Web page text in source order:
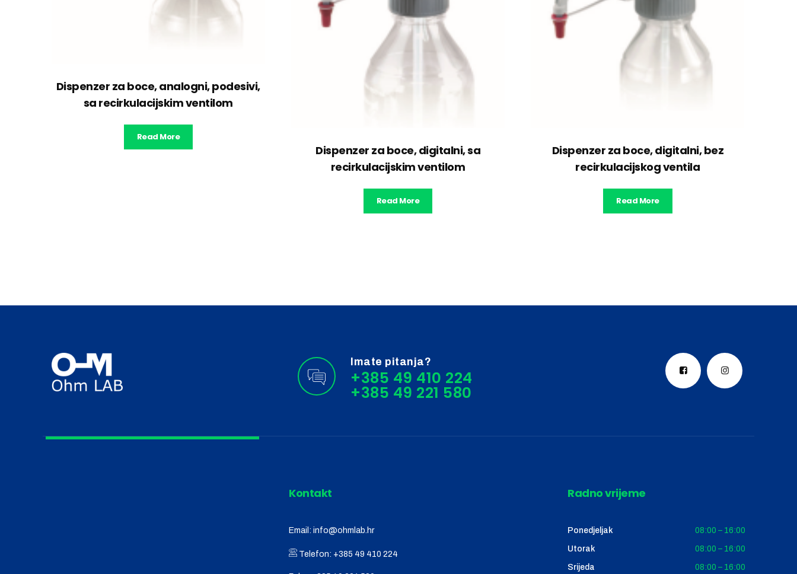
Dispenzer za boce, analogni, podesivi,
sa recirkulacijskim ventilom
Read More
Dispenzer za boce, digitalni, sa
recirkulacijskim ventilom
Read More
Dispenzer za boce, digitalni, bez
recirkulacijskog ventila
Read More
Imate pitanja?
+385 49 410 224
Kontakt
Email: info@ohmlab.hr
Telefon: +385 49 410 224
Radno vrijeme
Ponedjeljak 08:00 – 16:00
Utorak 08:00 – 16:00
Srijeda 08:00 – 16:00